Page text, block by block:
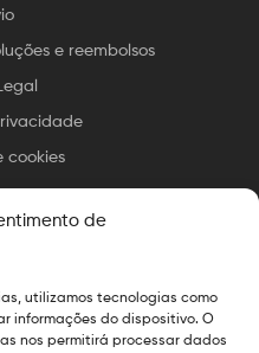
de
utilizamos tecnologias como
informações do dispositivo. O
nos permitirá processar dados
e reembolsos
cookies
Todos os direitos reservados.
porO Web Chef